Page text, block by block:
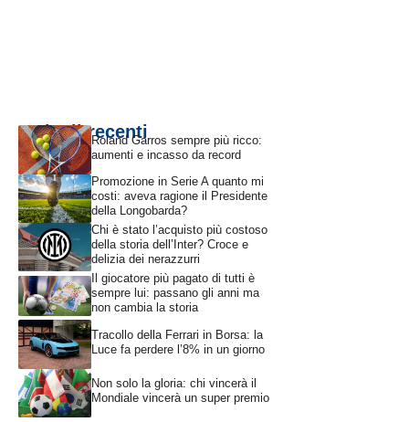
Articoli recentiRoland Garros sempre più ricco:
aumenti e incasso da record
Promozione in Serie A quanto mi
costi: aveva ragione il Presidente
della Longobarda?
Chi è stato l’acquisto più costoso
della storia dell’Inter? Croce e
delizia dei nerazzurri
Il giocatore più pagato di tutti è
sempre lui: passano gli anni ma
non cambia la storia
Tracollo della Ferrari in Borsa: la
Luce fa perdere l’8% in un giorno
Non solo la gloria: chi vincerà il
Mondiale vincerà un super premio